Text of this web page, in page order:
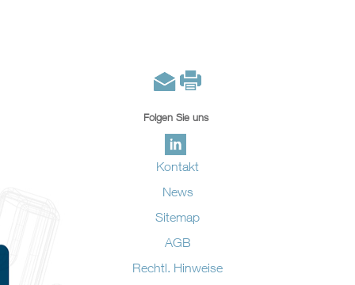
Folgen Sie uns
Kontakt
News
Sitemap
AGB
Rechtl. Hinweise